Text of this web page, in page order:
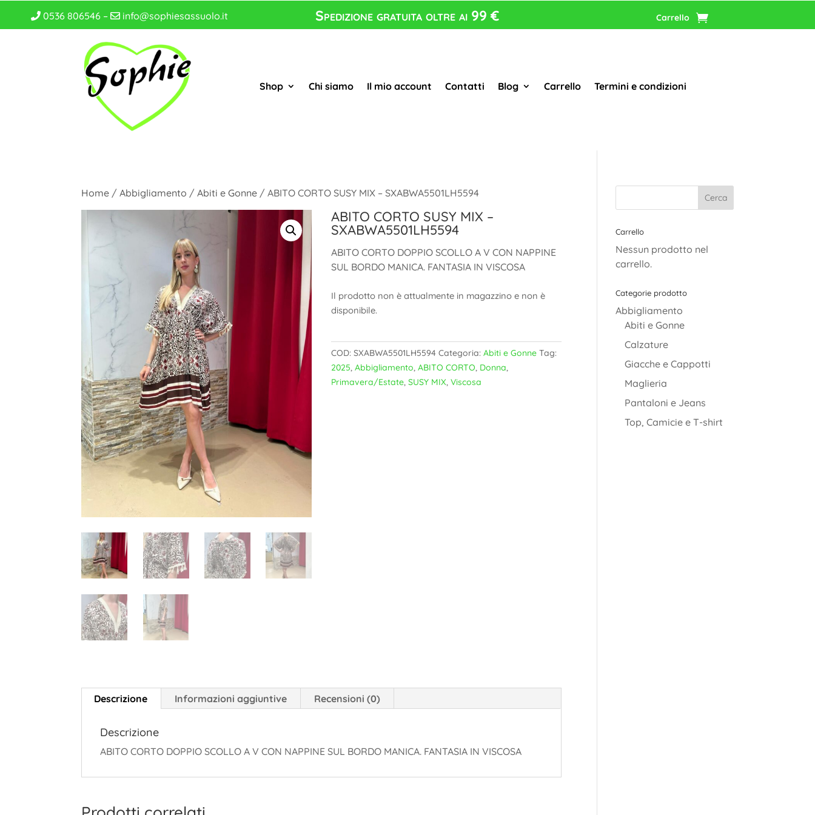
0536 806546 – info@sophiesassuolo.it Spedizione gratuita oltre ai 99 € Carrello
Shop Chi siamo Il mio account Contatti Blog Carrello Termini e condizioni
Home /Abbigliamento /Abiti e Gonne / ABITO CORTO SUSY MIX – SXABWA5501LH5594
ABITO CORTO SUSY MIX –
SXABWA5501LH5594
ABITO CORTO DOPPIO SCOLLO A V CON NAPPINE
SUL BORDO MANICA. FANTASIA IN VISCOSA
Il prodotto non è attualmente in magazzino e non è
disponibile.
COD:SXABWA5501LH5594 Categoria:Abiti e Gonne Tag:
2025,Abbigliamento,ABITO CORTO, Donna,
Primavera/Estate,SUSY MIX,Viscosa
Descrizione Informazioni aggiuntive Recensioni (0)
Descrizione
ABITO CORTO DOPPIO SCOLLO A V CON NAPPINE SUL BORDO MANICA. FANTASIA IN VISCOSA
Carrello
Nessun prodotto nel
carrello.
Categorie prodotto
Abbigliamento
Abiti e Gonne
Calzature
Giacche e Cappotti
Maglieria
Pantaloni e Jeans
Top, Camicie e T-shirt